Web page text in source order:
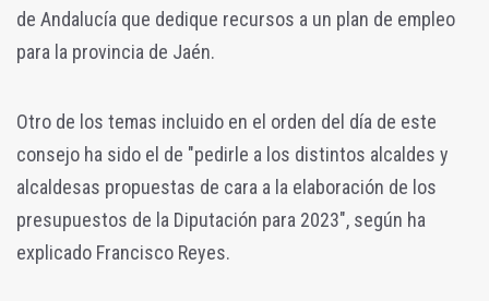
de Andalucía que dedique recursos a un plan de empleo
para la provincia de Jaén.
Otro de los temas incluido en el orden del día de este
consejo ha sido el de "pedirle a los distintos alcaldes y
alcaldesas propuestas de cara a la elaboración de los
presupuestos de la Diputación para 2023", según ha
explicado Francisco Reyes.